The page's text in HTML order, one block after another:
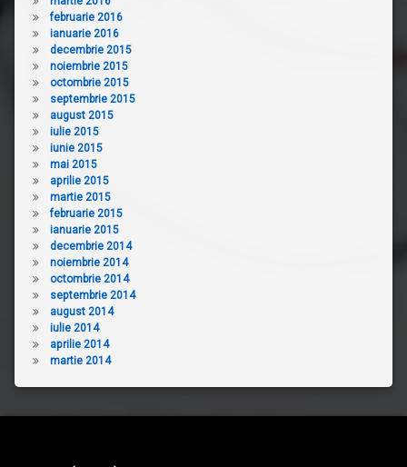
februarie 2016
ianuarie 2016
decembrie 2015
noiembrie 2015
octombrie 2015
septembrie 2015
august 2015
iulie 2015
iunie 2015
mai 2015
aprilie 2015
martie 2015
februarie 2015
ianuarie 2015
decembrie 2014
noiembrie 2014
octombrie 2014
septembrie 2014
august 2014
iulie 2014
aprilie 2014
martie 2014